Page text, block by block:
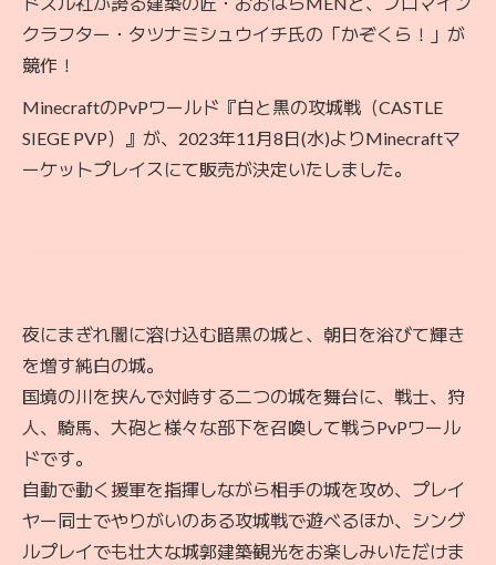
クラフター・タツナミシュウイチ氏の「かぞくら！」が
競作！
MinecraftのPvPワールド『白と黒の攻城戦（CASTLE
SIEGE PVP）』が、2023年11月8日(水)よりMinecraftマ
ーケットプレイスにて販売が決定いたしました。
夜にまぎれ闇に溶け込む暗黒の城と、朝日を浴びて輝き
を増す純白の城。
国境の川を挟んで対峙する二つの城を舞台に、戦士、狩
人、騎馬、大砲と様々な部下を召喚して戦うPvPワール
ドです。
自動で動く援軍を指揮しながら相手の城を攻め、プレイ
ヤー同士でやりがいのある攻城戦で遊べるほか、シング
ルプレイでも壮大な城郭建築観光をお楽しみいただけま